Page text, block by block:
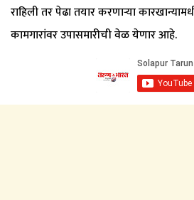
राहिली तर पेढा तयार करणाऱ्या
कामगारांवर उपासमारीची वेळ येणार आहे.